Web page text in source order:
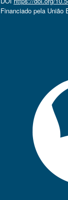
Financiado pela União